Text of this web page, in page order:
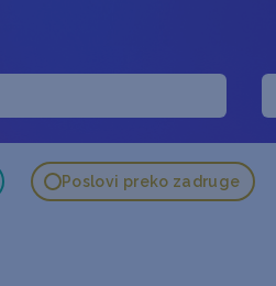
Poslovi preko zadruge